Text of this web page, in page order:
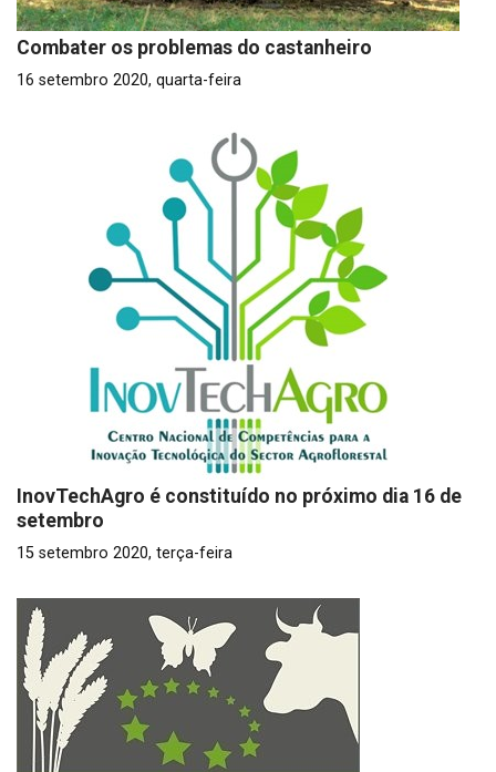
Combater os problemas do castanheiro
16 setembro 2020, quarta-feira
InovTechAgro é constituído no próximo dia 16 de
setembro
15 setembro 2020, terça-feira